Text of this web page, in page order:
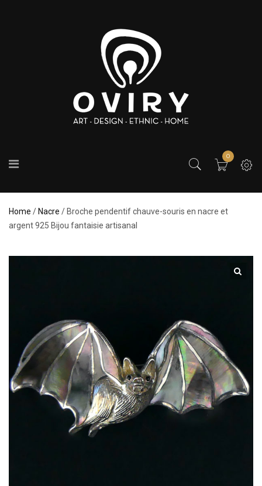
0
Home / Nacre / Broche pendentif chauve-souris en nacre et
argent 925 Bijou fantaisie artisanal